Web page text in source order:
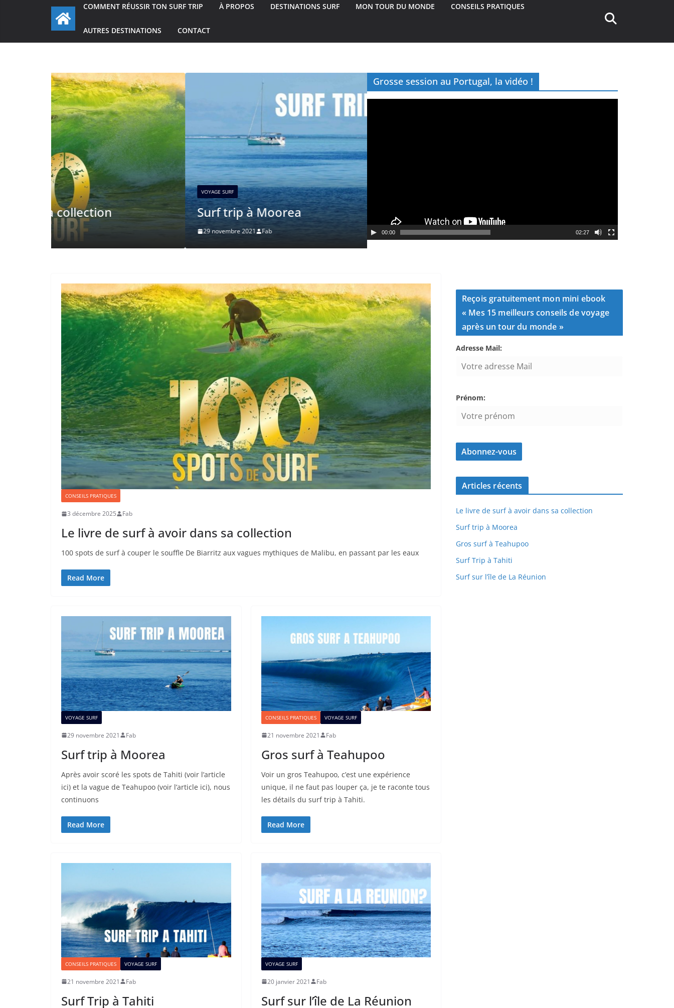
COMMENT RÉUSSIR TON SURF TRIP À PROPOS DESTINATIONS SURF MON TOUR DU MONDE CONSEILS PRATIQUES
AUTRES DESTINATIONS CONTACT
VOYAGE SURF
Surf trip à Moorea
29 novembre 2021 21 novembre 2021 Fab
Grosse session au Portugal, la vidéo !
vidéo
00:00 02:27
CONSEILS PRATIQUES
3 décembre 2025 Fab
Le livre de surf à avoir dans sa collection
100 spots de surf à couper le souffle De Biarritz aux vagues mythiques de Malibu, en passant par les eaux
Read More
VOYAGE SURF
29 novembre 2021 Fab
Surf trip à Moorea
Après avoir scoré les spots de Tahiti (voir l’article
ici) et la vague de Teahupoo (voir l’article ici), nous
continuons
Read More
CONSEILS PRATIQUES VOYAGE SURF
21 novembre 2021 Fab
Gros surf à Teahupoo
Voir un gros Teahupoo, c’est une expérience
unique, il ne faut pas louper ça, je te raconte tous
les détails du surf trip à Tahiti.
Read More
CONSEILS PRATIQUES VOYAGE SURF
21 novembre 2021 Fab
Surf Trip à Tahiti
VOYAGE SURF
20 janvier 2021 Fab
Surf sur l’île de La Réunion
Reçois gratuitement mon mini ebook
« Mes 15 meilleurs conseils de voyage
après un tour du monde »
Adresse Mail:
Prénom:
Articles récents
Le livre de surf à avoir dans sa collection
Surf trip à Moorea
Gros surf à Teahupoo
Surf Trip à Tahiti
Surf sur l’île de La Réunion